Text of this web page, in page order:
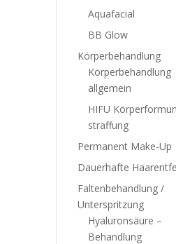
Aquafacial
BB Glow
Körperbehandlung
Körperbehandlung
allgemein
HIFU
straffung
Permanent Make-Up
Dauerhafte
Faltenbehandlung /
Unterspritzung
Hyaluronsäure –
Behandlung